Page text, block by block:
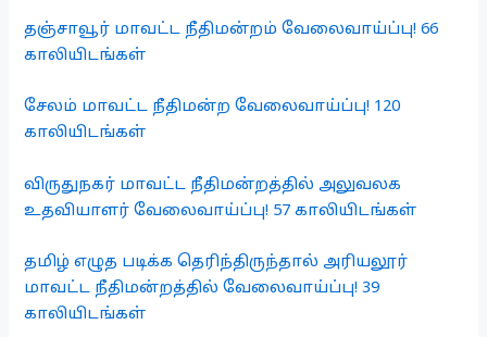
தஞ்சாவூர் மாவட்ட நீதிமன்றம் வேலைவாய்ப்பு! 66
காலியிடங்கள்
சேலம் மாவட்ட நீதிமன்ற வேலைவாய்ப்பு! 120
காலியிடங்கள்
விருதுநகர் மாவட்ட நீதிமன்றத்தில் அலுவலக
உதவியாளர் வேலைவாய்ப்பு! 57 காலியிடங்கள்
தமிழ் எழுத படிக்க தெரிந்திருந்தால் அரியலூர்
மாவட்ட நீதிமன்றத்தில் வேலைவாய்ப்பு! 39
காலியிடங்கள்